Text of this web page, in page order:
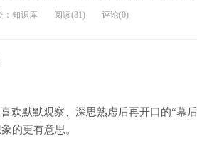
：知识库 阅读(81) 评论(0)
欢默默观察、深思熟虑后再开口的“幕
的更有意思。